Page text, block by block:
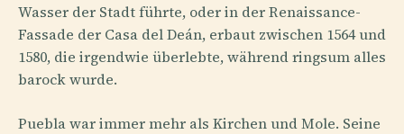
Wasser der Stadt führte, oder in der Renaissance-
Fassade der Casa del Deán, erbaut zwischen 1564 und
1580, die irgendwie überlebte, während ringsum alles
barock wurde.
Puebla war immer mehr als Kirchen und Mole. Seine